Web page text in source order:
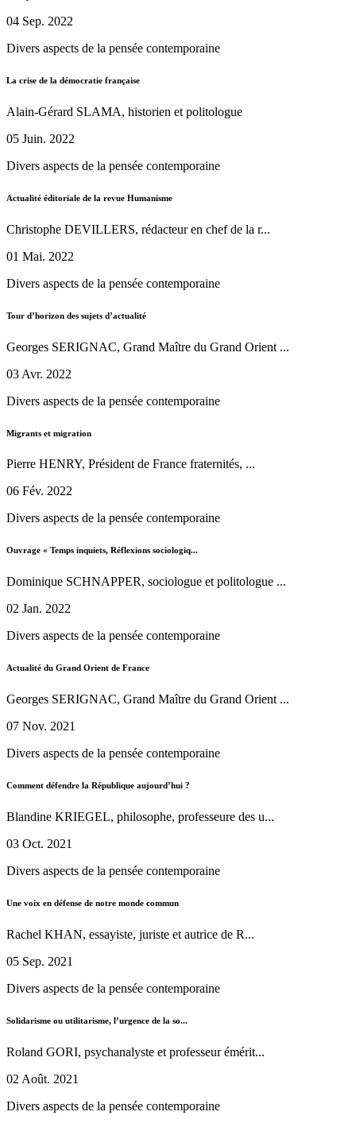
04 Sep. 2022
Divers aspects de la pensée contemporaine
La crise de la démocratie française
Alain-Gérard SLAMA, historien et politologue
05 Juin. 2022
Divers aspects de la pensée contemporaine
Actualité éditoriale de la revue Humanisme
Christophe DEVILLERS, rédacteur en chef de la r...
01 Mai. 2022
Divers aspects de la pensée contemporaine
Tour d’horizon des sujets d’actualité
Georges SERIGNAC, Grand Maître du Grand Orient ...
03 Avr. 2022
Divers aspects de la pensée contemporaine
Migrants et migration
Pierre HENRY, Président de France fraternités, ...
06 Fév. 2022
Divers aspects de la pensée contemporaine
Ouvrage « Temps inquiets, Réflexions sociologiq...
Dominique SCHNAPPER, sociologue et politologue ...
02 Jan. 2022
Divers aspects de la pensée contemporaine
Actualité du Grand Orient de France
Georges SERIGNAC, Grand Maître du Grand Orient ...
07 Nov. 2021
Divers aspects de la pensée contemporaine
Comment défendre la République aujourd’hui ?
Blandine KRIEGEL, philosophe, professeure des u...
03 Oct. 2021
Divers aspects de la pensée contemporaine
Une voix en défense de notre monde commun
Rachel KHAN, essayiste, juriste et autrice de R...
05 Sep. 2021
Divers aspects de la pensée contemporaine
Solidarisme ou utilitarisme, l’urgence de la so...
Roland GORI, psychanalyste et professeur émérit...
02 Août. 2021
Divers aspects de la pensée contemporaine